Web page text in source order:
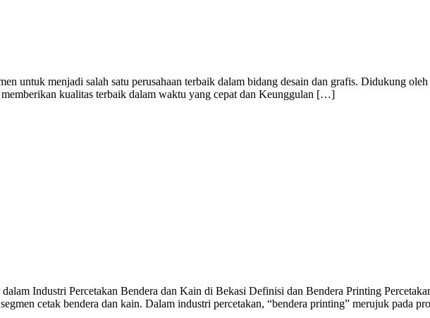
untuk menjadi salah satu perusahaan terbaik dalam bidang desain dan grafis. Didukung
kualitas terbaik dalam waktu yang cepat dan Keunggulan […]
Industri Percetakan Bendera dan Kain di Bekasi Definisi dan Bendera Printing
cetak bendera dan kain. Dalam industri percetakan, “bendera printing” merujuk pada